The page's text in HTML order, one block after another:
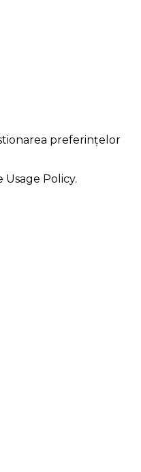
preferințelor
Policy.